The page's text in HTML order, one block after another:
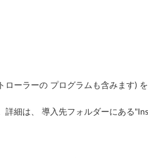
ーラーの プログラムも含みます)
細は、 導入先フォルダーにある